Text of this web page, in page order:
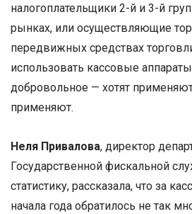
налогоплательщики 2-й и 3-й
рынках, или осуществляющие
передвижных средствах
использовать кассовые
добровольное — хотят
применяют.
Неля Привалова, директор
Государственной фискальной
статистику, рассказала, что за
начала года обратилось не так